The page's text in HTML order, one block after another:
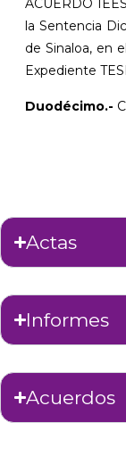
ACUERDO
la Sentencia
de Sinaloa, en
Expediente
Duodécimo.-
Actas
Informes
Acuerdos